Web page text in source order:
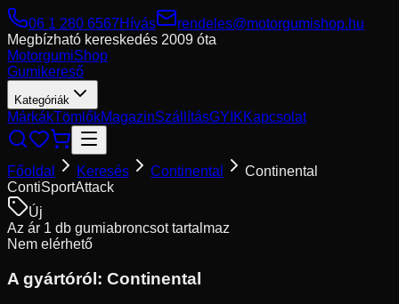
06 1 280 6567Hívás
rendeles@motorgumishop.hu
Megbízható kereskedés 2009 óta
MotorgumiShop
Gumikereső
Kategóriák
MárkákTömlőkMagazinSzállításGYIKKapcsolat
Főoldal Keresés Continental
Continental
ContiSportAttack
Új
Az ár 1 db gumiabroncsot tartalmaz
Nem elérhető
A gyártóról: Continental